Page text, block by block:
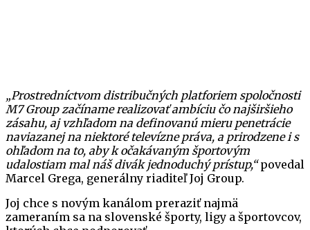
„Prostredníctvom distribučných platforiem spoločnosti
M7 Group začíname realizovať ambíciu čo najširšieho
zásahu, aj vzhľadom na definovanú mieru penetrácie
naviazanej na niektoré televízne práva, a prirodzene i s
ohľadom na to, aby k očakávaným športovým
udalostiam mal náš divák jednoduchý prístup,“povedal
Marcel Grega, generálny riaditeľ Joj Group.
Joj chce s novým kanálom preraziť najmä
zameraním sa na slovenské športy, ligy a športovcov,